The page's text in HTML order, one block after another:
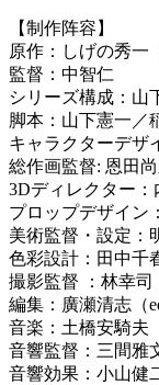
【制作阵容】
原作：しげの秀一
監督：中智仁
シリーズ構成：山
脚本：山下憲一／
キャラクターデザ
総作画監督: 恩田
3Dディレクター：
プロップデザイン
美術監督・設定：
色彩設計：田中千
撮影監督 ：林幸司
編集：廣瀬清志（
音楽：土橋安騎夫
音響監督：三間雅
音響効果：小山健